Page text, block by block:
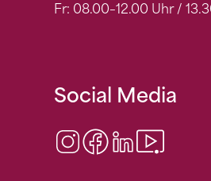
Fr: 08.00–12.00 Uhr /
Social Media
Instagram
Facebook
LinkedIn